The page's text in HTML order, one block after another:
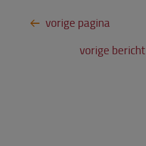
vorige bericht